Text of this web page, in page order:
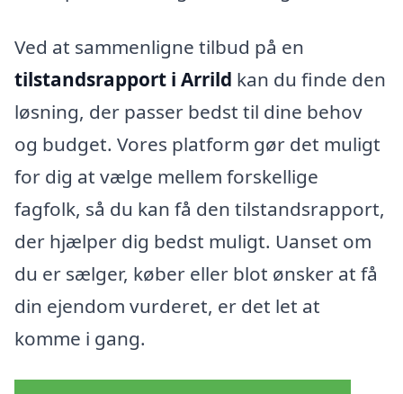
Ved at sammenligne tilbud på en
tilstandsrapport i Arrild kan du finde den
løsning, der passer bedst til dine behov
og budget. Vores platform gør det muligt
for dig at vælge mellem forskellige
fagfolk, så du kan få den tilstandsrapport,
der hjælper dig bedst muligt. Uanset om
du er sælger, køber eller blot ønsker at få
din ejendom vurderet, er det let at
komme i gang.